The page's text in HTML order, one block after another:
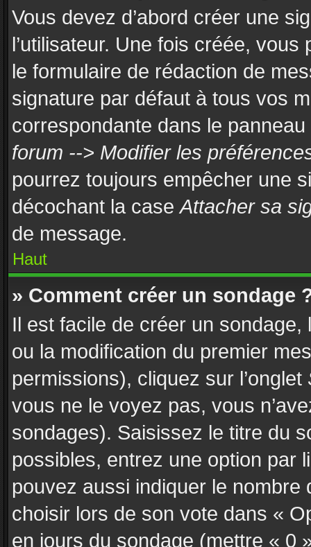
Vous devez d’abord créer une
l’utilisateur. Une fois créée,
le formulaire de rédaction de
signature par défaut à tous vos
correspondante dans le
forum --> Modifier les
pourrez toujours empêcher une
décochant la caseAttacher sa
de message.
Haut
» Comment créer un sondage
Il est facile de créer un sondage,
ou la modification du premier
permissions), cliquez sur l’onglet
vous ne le voyez pas, vous
sondages). Saisissez le titre du
possibles, entrez une option par
pouvez aussi indiquer le nombre
choisir lors de son vote dans «
en jours du sondage (mettre « 0